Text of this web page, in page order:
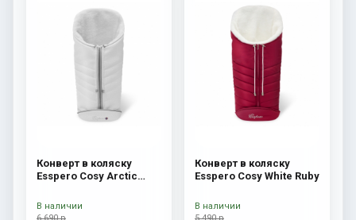
Конверт в коляску
Esspero Cosy Arctic
В наличии
Конверт в коляску
Esspero Cosy White Ruby
В наличии